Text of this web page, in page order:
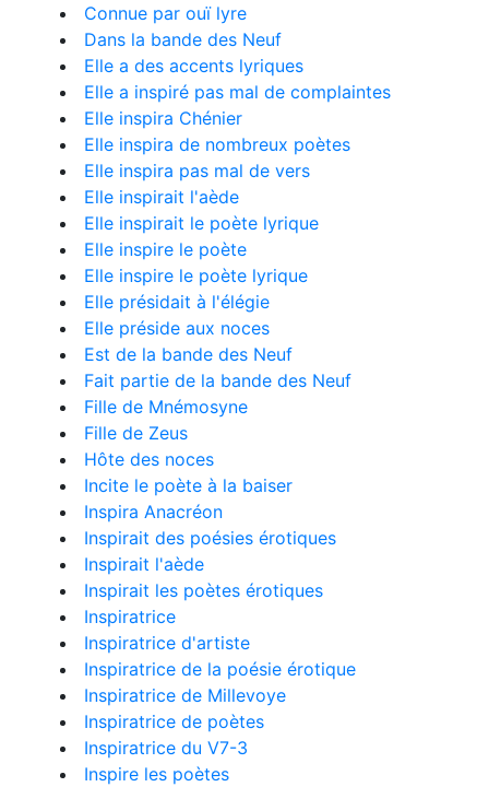
Connue par ouï lyre
Dans la bande des Neuf
Elle a des accents lyriques
Elle a inspiré pas mal de complaintes
Elle inspira Chénier
Elle inspira de nombreux poètes
Elle inspira pas mal de vers
Elle inspirait l'aède
Elle inspirait le poète lyrique
Elle inspire le poète
Elle inspire le poète lyrique
Elle présidait à l'élégie
Elle préside aux noces
Est de la bande des Neuf
Fait partie de la bande des Neuf
Fille de Mnémosyne
Fille de Zeus
Hôte des noces
Incite le poète à la baiser
Inspira Anacréon
Inspirait des poésies érotiques
Inspirait l'aède
Inspirait les poètes érotiques
Inspiratrice
Inspiratrice d'artiste
Inspiratrice de la poésie érotique
Inspiratrice de Millevoye
Inspiratrice de poètes
Inspiratrice du V7-3
Inspire les poètes